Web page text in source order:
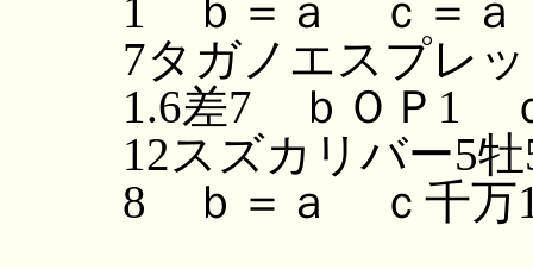
1 ｂ＝ａ ｃ＝ａ
7タガノエスプレ
1.6差7 ｂＯＰ1
12スズカリバー5
8 ｂ＝ａ ｃ千万